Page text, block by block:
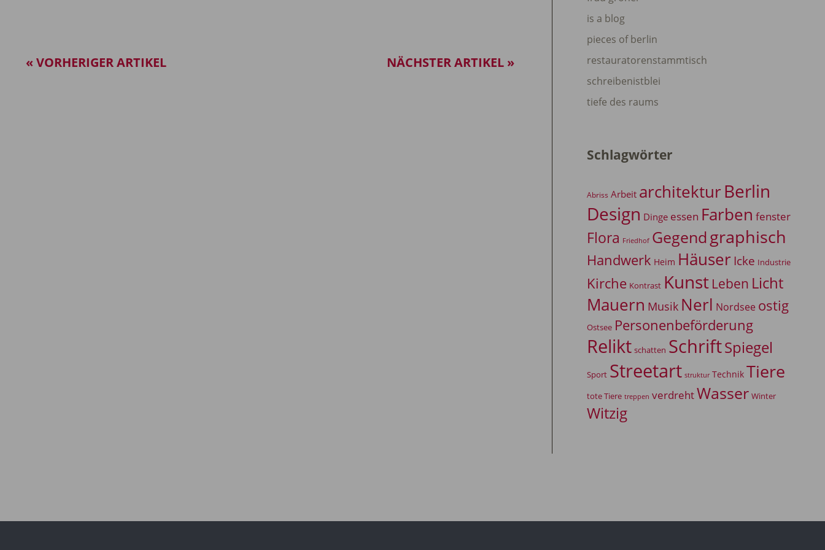
NÄCHSTER ARTIKEL »
« VORHERIGER ARTIKEL
is a blog
pieces of berlin
restauratorenstammtisch
schreibenistblei
tiefe des raums
Schlagwörter
Abriss Arbeit architekturBerlin
Design Dinge essen Farben fenster
Flora Friedhof Gegendgraphisch
Handwerk Heim Häuser Icke Industrie
Kirche Kontrast Kunst Leben Licht
Mauern Musik Nerl Nordsee ostig
Ostsee Personenbeförderung
Relikt schatten SchriftSpiegel
Sport Streetart struktur Technik Tiere
tote Tiere treppen verdrehtWasser Winter
Witzig